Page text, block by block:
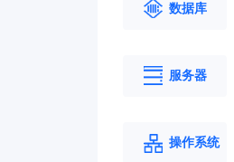
数据库
服务器
操作系统